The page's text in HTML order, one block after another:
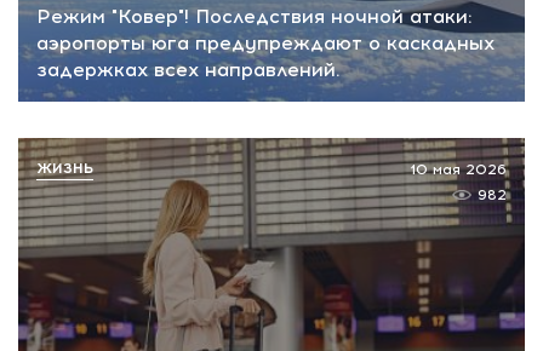
Режим "Ковер"! Последствия ночной атаки:
аэропорты юга предупреждают о каскадных
задержках всех направлений.
10 мая 2026
982
ЖИЗНЬ